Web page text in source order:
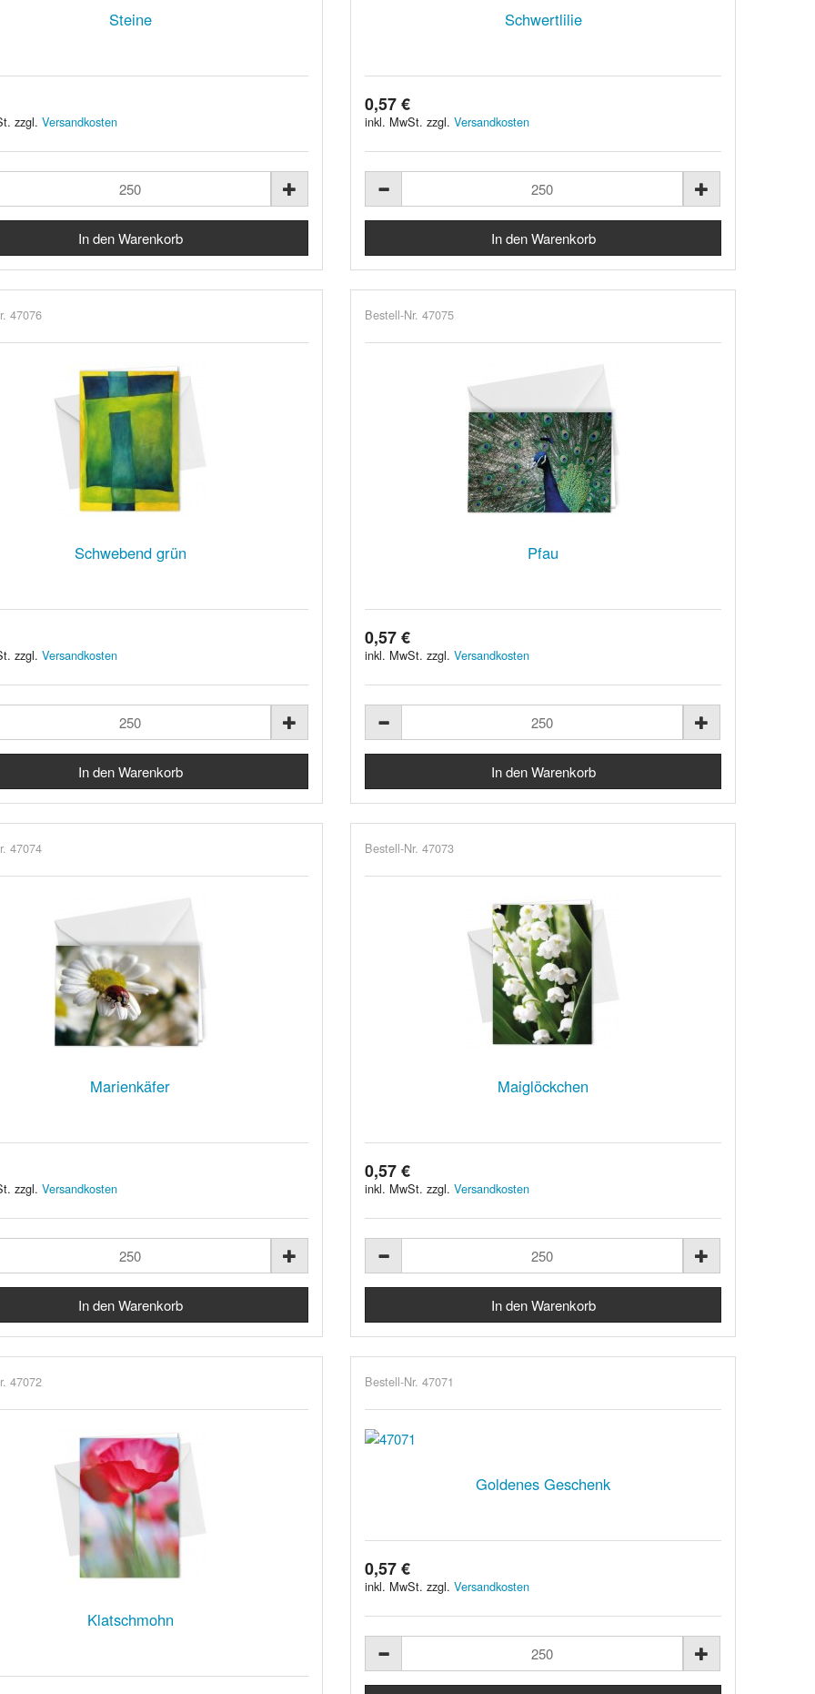
Steine
zzgl. Versandkosten
Schwertlilie
0,57 €
inkl. MwSt. zzgl.Versandkosten
47076
Schwebend grün
zzgl. Versandkosten
Bestell-Nr. 47075
Pfau
0,57 €
inkl. MwSt. zzgl.Versandkosten
47074
Marienkäfer
zzgl. Versandkosten
Bestell-Nr. 47073
Maiglöckchen
0,57 €
inkl. MwSt. zzgl.Versandkosten
47072
Klatschmohn
Bestell-Nr. 47071
Goldenes Geschenk
0,57 €
inkl. MwSt. zzgl.Versandkosten